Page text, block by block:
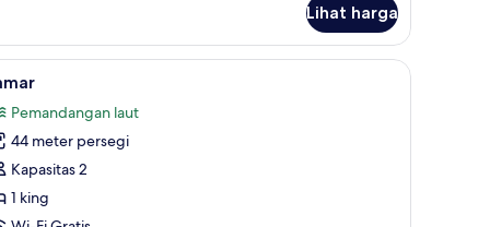
Lihat harga
Seprai antialergi, minibar, brankas, dan tirai
5
Pemandangan laut
44 meter persegi
Kapasitas 2
1 king